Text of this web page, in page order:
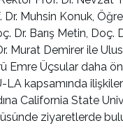
Dr. Muhsin Konuk,
Dr. Barış Metin, Doç.
Murat Demirer ile
Emre Üçsular daha
LA kapsamında
California State
ziyaretlerde